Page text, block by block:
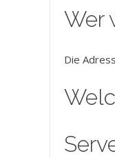
Wer
Die